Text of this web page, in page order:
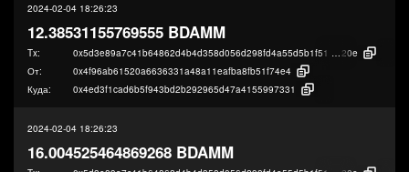
2024-02-04 18:26:23
12.38531155769555 BDAMM
Tx:
20e
От:
0x4f96ab61520a6636331a48a11eafba8fb51f74e4
Куда:
0x4ed3f1cad6b5f943bd2b292965d47a4155997331
2024-02-04 18:26:23
16.004525464869268 BDAMM